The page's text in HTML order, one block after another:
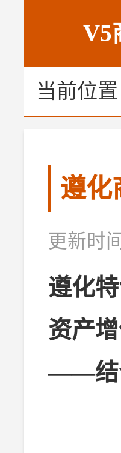
V5
当前位置
遵化
更新时
遵化
资产
——结